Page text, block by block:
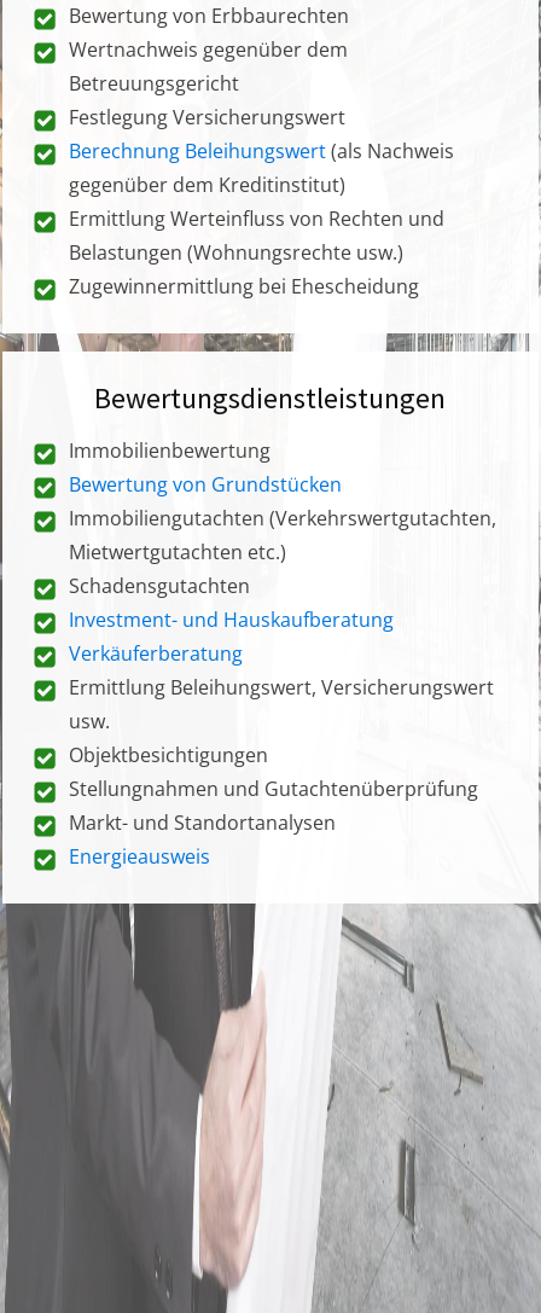
Bewertung von Erbbaurechten
Wertnachweis gegenüber dem
Betreuungsgericht
Festlegung Versicherungswert
Berechnung Beleihungswert(als Nachweis
gegenüber dem Kreditinstitut)
Ermittlung Werteinfluss von Rechten und
Belastungen (Wohnungsrechte usw.)
Zugewinnermittlung bei Ehescheidung
Bewertungsdienstleistungen
Immobilienbewertung
Bewertung von Grundstücken
Immobiliengutachten (Verkehrswertgutachten,
Mietwertgutachten etc.)
Schadensgutachten
Investment- und Hauskaufberatung
Verkäuferberatung
Ermittlung Beleihungswert, Versicherungswert
usw.
Objektbesichtigungen
Stellungnahmen und Gutachtenüberprüfung
Markt- und Standortanalysen
Energieausweis